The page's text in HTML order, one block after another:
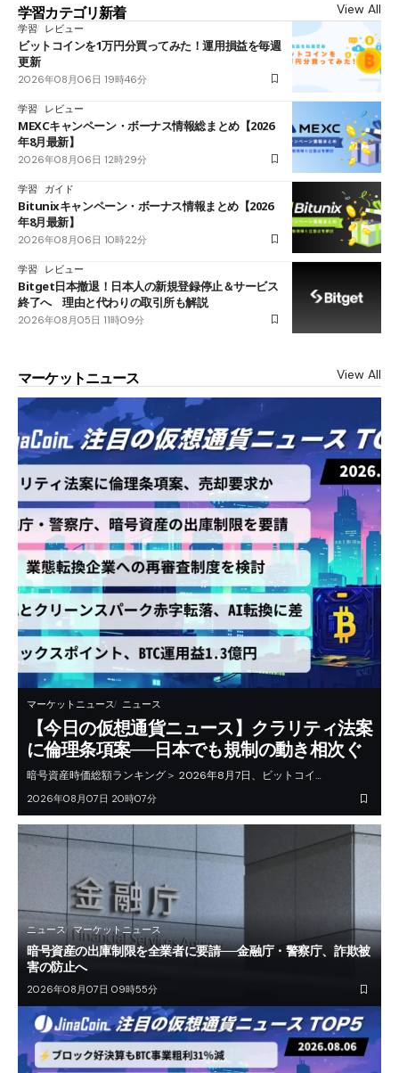
学習カテゴリ新着 View All
学習 レビュー
ビットコインを1万円分買ってみた！運用損益を毎週
更新
2026年08月06日 19時46分
学習 レビュー
MEXCキャンペーン・ボーナス情報総まとめ【2026
年8月最新】
2026年08月06日 12時29分
学習 ガイド
Bitunixキャンペーン・ボーナス情報まとめ【2026
年8月最新】
2026年08月06日 10時22分
学習 レビュー
Bitget日本撤退！日本人の新規登録停止＆サービス
終了へ 理由と代わりの取引所も解説
2026年08月05日 11時09分
マーケットニュース View All
マーケットニュース ニュース
【今日の仮想通貨ニュース】クラリティ法案
に倫理条項案──日本でも規制の動き相次ぐ
暗号資産時価総額ランキング＞ 2026年8月7日、ビットコイ…
2026年08月07日 20時07分
ニュース マーケットニュース
暗号資産の出庫制限を全業者に要請──金融庁・警察庁、詐欺被
害の防止へ
2026年08月07日 09時55分